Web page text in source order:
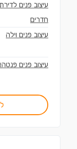
חדרים
עיצוב פנים וילה
עיצוב פנים